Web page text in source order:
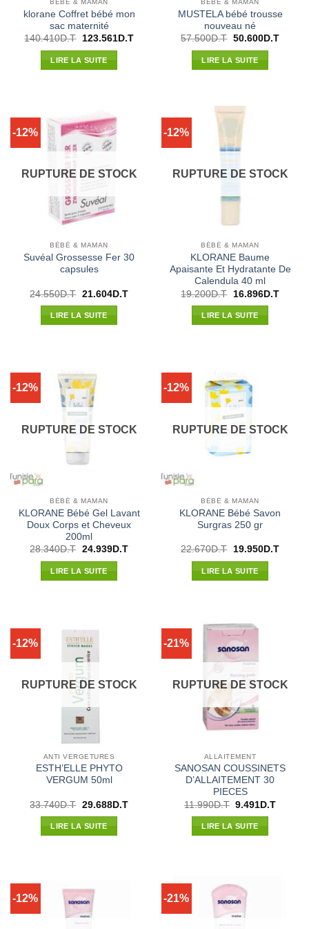
BÉBÉ & MAMAN
klorane Coffret bébé mon
sac maternité
140.410D.T
Le
initial
était :
123.561D.TLe
LIRE LA SUITE
BÉBÉ & MAMAN
MUSTELA bébé trousse
nouveau né
57.500D.T Le
initial
était :
50.600D.TLe
LIRE LA SUITE
-12%
RUPTURE DE STOCK
BÉBÉ & MAMAN
Suvéal Grossesse Fer 30
capsules
24.550D.T Le
initial
était :
21.604D.TLe
LIRE LA SUITE
-12%
RUPTURE DE STOCK
BÉBÉ & MAMAN
KLORANE Baume
Apaisante Et Hydratante De
Calendula 40 ml
19.200D.T
Le
initial
était :
16.896D.TLe
LIRE LA SUITE
-12%
RUPTURE DE STOCK
BÉBÉ & MAMAN
KLORANE Bébé Gel Lavant
Doux Corps et Cheveux
200ml
28.340D.T Le
initial
était :
24.939D.TLe
LIRE LA SUITE
-12%
RUPTURE DE STOCK
BÉBÉ & MAMAN
KLORANE Bébé Savon
Surgras 250 gr
22.670D.T
Le
initial
était :
19.950D.TLe
LIRE LA SUITE
-12%
RUPTURE DE STOCK
ANTI VERGETURES
ESTH’ELLE PHYTO
VERGUM 50ml
33.740D.T Le
initial
était :
29.688D.TLe
LIRE LA SUITE
-21%
RUPTURE DE STOCK
ALLAITEMENT
SANOSAN COUSSINETS
D’ALLAITEMENT 30
PIECES
11.990D.T Le
initial
était :
9.491D.TLe
LIRE LA SUITE
-12% -21%